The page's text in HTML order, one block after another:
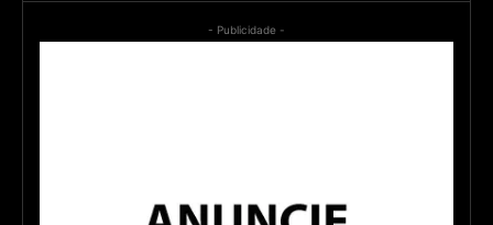
- Publicidade -